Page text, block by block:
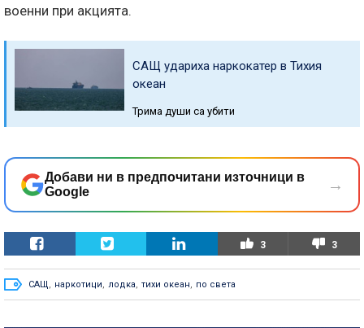
военни при акцията.
САЩ удариха наркокатер в Тихия
океан
Трима души са убити
Добави ни в предпочитани източници в
Google
→
3 3
САЩ, наркотици, лодка, тихи океан, по света